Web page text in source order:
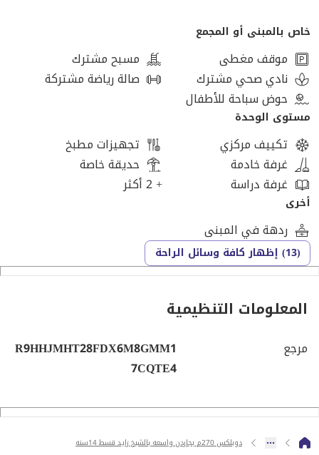
بكمبوند IVOIRE
السعر المذكور له تكملة اقساط
خاص بالمبنى أو المجمع
موقف مغطى
مسبح مشترك
نادي صحي مشترك
صالة رياضة مشتركة
حوض سباحة للأطفال
مستوى الوحدة
تكييف مركزي
تجهيزات مطبخ
غرفة خادمة
حديقة خاصة
غرفة دراسة
+ 2 أكثر
أخرى
ردهة في المبنى
(13) إظهار كافة وسائل الراحة
المعلومات التنظيمية
مرجع
R9HHJMHT28FDX6M8GMM1
7CQTE4
دوبلكس 270م بجاردن واسعه بالشيخ زايد قسط 14سنه